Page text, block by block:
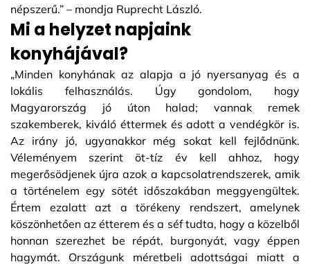
népszerű.” – mondja Ruprecht László.
Mi a helyzet napjaink
konyhájával?
„Minden konyhának az alapja a jó nyersanyag és a
lokális felhasználás. Úgy gondolom, hogy
Magyarország jó úton halad; vannak remek
szakemberek, kiváló éttermek és adott a vendégkör is.
Az irány jó, ugyanakkor még sokat kell fejlődnünk.
Véleményem szerint öt-tíz év kell ahhoz, hogy
megerősödjenek újra azok a kapcsolatrendszerek, amik
a történelem egy sötét időszakában meggyengültek.
Értem ezalatt azt a törékeny rendszert, amelynek
köszönhetően az étterem és a séf tudta, hogy a közelből
honnan szerezhet be répát, burgonyát, vagy éppen
hagymát. Országunk méretbeli adottságai miatt a